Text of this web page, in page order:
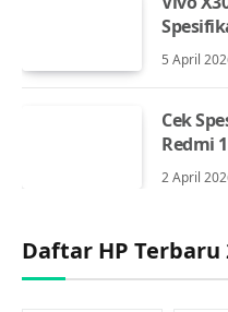
5 April
Cek
Redmi
2 April
Daftar HP Terbaru